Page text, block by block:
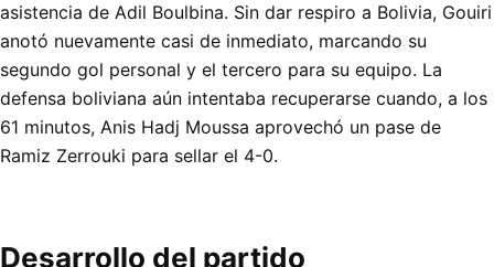
asistencia de Adil Boulbina. Sin dar respiro a Bolivia, Gouiri
anotó nuevamente casi de inmediato, marcando su
segundo gol personal y el tercero para su equipo. La
defensa boliviana aún intentaba recuperarse cuando, a los
61 minutos, Anis Hadj Moussa aprovechó un pase de
Ramiz Zerrouki para sellar el 4-0.
Desarrollo del partido